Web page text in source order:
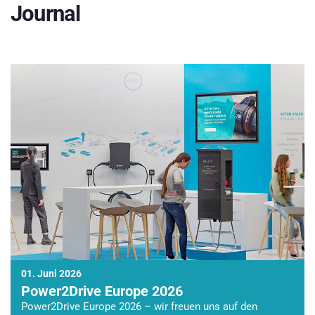
Journal
01. Juni 2026
Power2Drive Europe 2026
Power2Drive Europe 2026 – wir freuen uns auf den